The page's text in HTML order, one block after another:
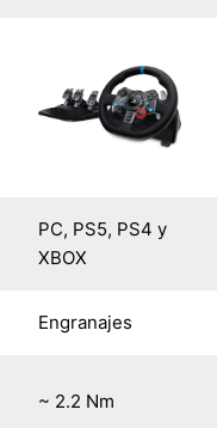
PC, PS5, PS4 y
XBOX
Engranajes
~ 2.2 Nm